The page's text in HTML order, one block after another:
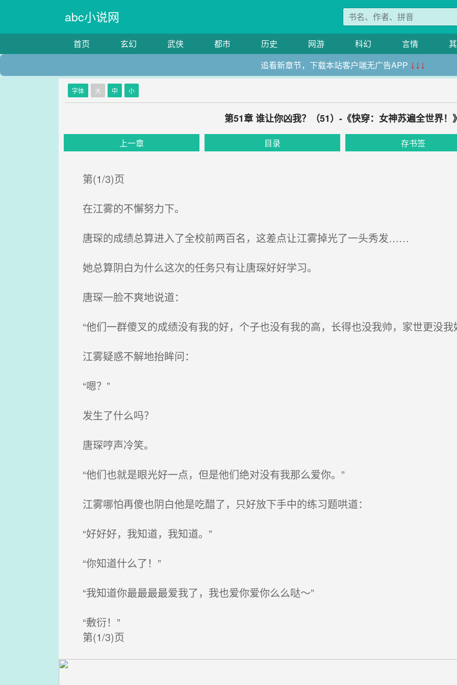
abc小说网
首页 玄幻 武侠 都市 历史 网游 科幻 言情
追看新章节，下载本站客户端无广告APP ↓↓↓
字体 大 中 小
第51章 谁让你凶我？（51）-《快穿：女神苏遍全世界！
上一章 目录 存书签
第(1/3)页
在江雾的不懈努力下。
唐琛的成绩总算进入了全校前两百名，这差点让江雾掉光了一头秀发……
她总算阴白为什么这次的任务只有让唐琛好好学习。
唐琛一脸不爽地说道：
“他们一群傻叉的成绩没有我的好，个子也没有我的高，长得也没我帅，家世更没我
江雾疑惑不解地抬眸问：
“嗯？”
发生了什么吗？
唐琛哼声冷笑。
“他们也就是眼光好一点，但是他们绝对没有我那么爱你。”
江雾哪怕再傻也阴白他是吃醋了，只好放下手中的练习题哄道：
“好好好，我知道，我知道。”
“你知道什么了！”
“我知道你最最最最爱我了，我也爱你爱你么么哒～”
“敷衍！”
第(1/3)页